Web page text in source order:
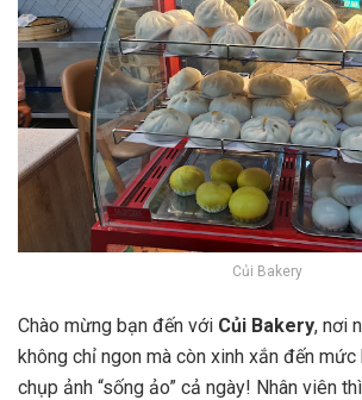
Củi Bakery
Chào mừng bạn đến với Củi Bakery, nơi
không chỉ ngon mà còn xinh xắn đến mức
chụp ảnh “sống ảo” cả ngày! Nhân viên